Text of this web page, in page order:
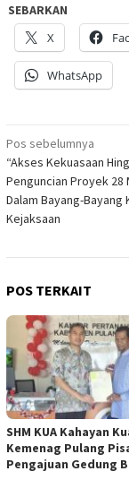
SEBARKAN
X
WhatsApp
Navigasi
pos
Pos sebelumnya
“Akses Kekuasaan
Penguncian Proyek 28
Dalam Bayang-Bayang
Kejaksaan
POS TERKAIT
SHM KUA Kahayan
Kemenag Pulang
Pengajuan Gedung